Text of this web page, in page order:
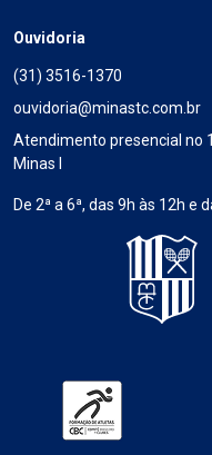
Ouvidoria
(31) 3516-1370
ouvidoria@minastc.com.br
Atendimento presencial no
Minas I
De 2ª a 6ª, das 9h às 12h e